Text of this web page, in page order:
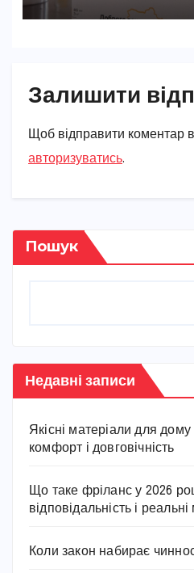
Залишити
Щоб відправити коментар
авторизуватись.
Пошук
Недавні записи
Якісні матеріали для дому
комфорт і довговічність
Що таке фріланс у 2026
відповідальність і
Коли закон набирає